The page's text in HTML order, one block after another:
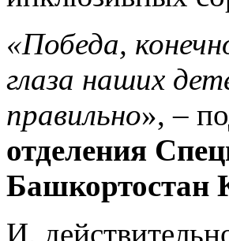
«Победа,
глаза наших
правильно», –
отделения
Башкортостан
И,